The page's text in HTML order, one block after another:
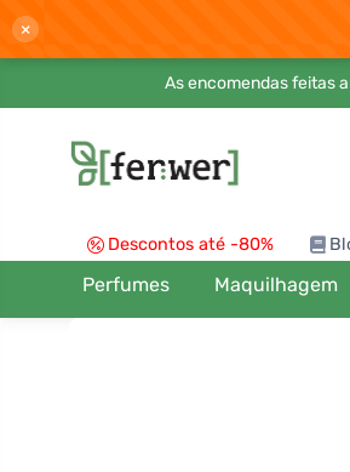
×
As encomendas feitas
Descontos até -80%
Perfumes Maquilhagem